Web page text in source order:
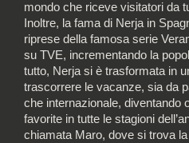
mondo che riceve visitatori da
Inoltre, la fama di Nerja in
riprese della famosa serie
su TVE, incrementando la
tutto, Nerja si è trasformata in
trascorrere le vacanze, sia da
che internazionale, diventando
favorite in tutte le stagioni
chiamata Maro, dove si trova